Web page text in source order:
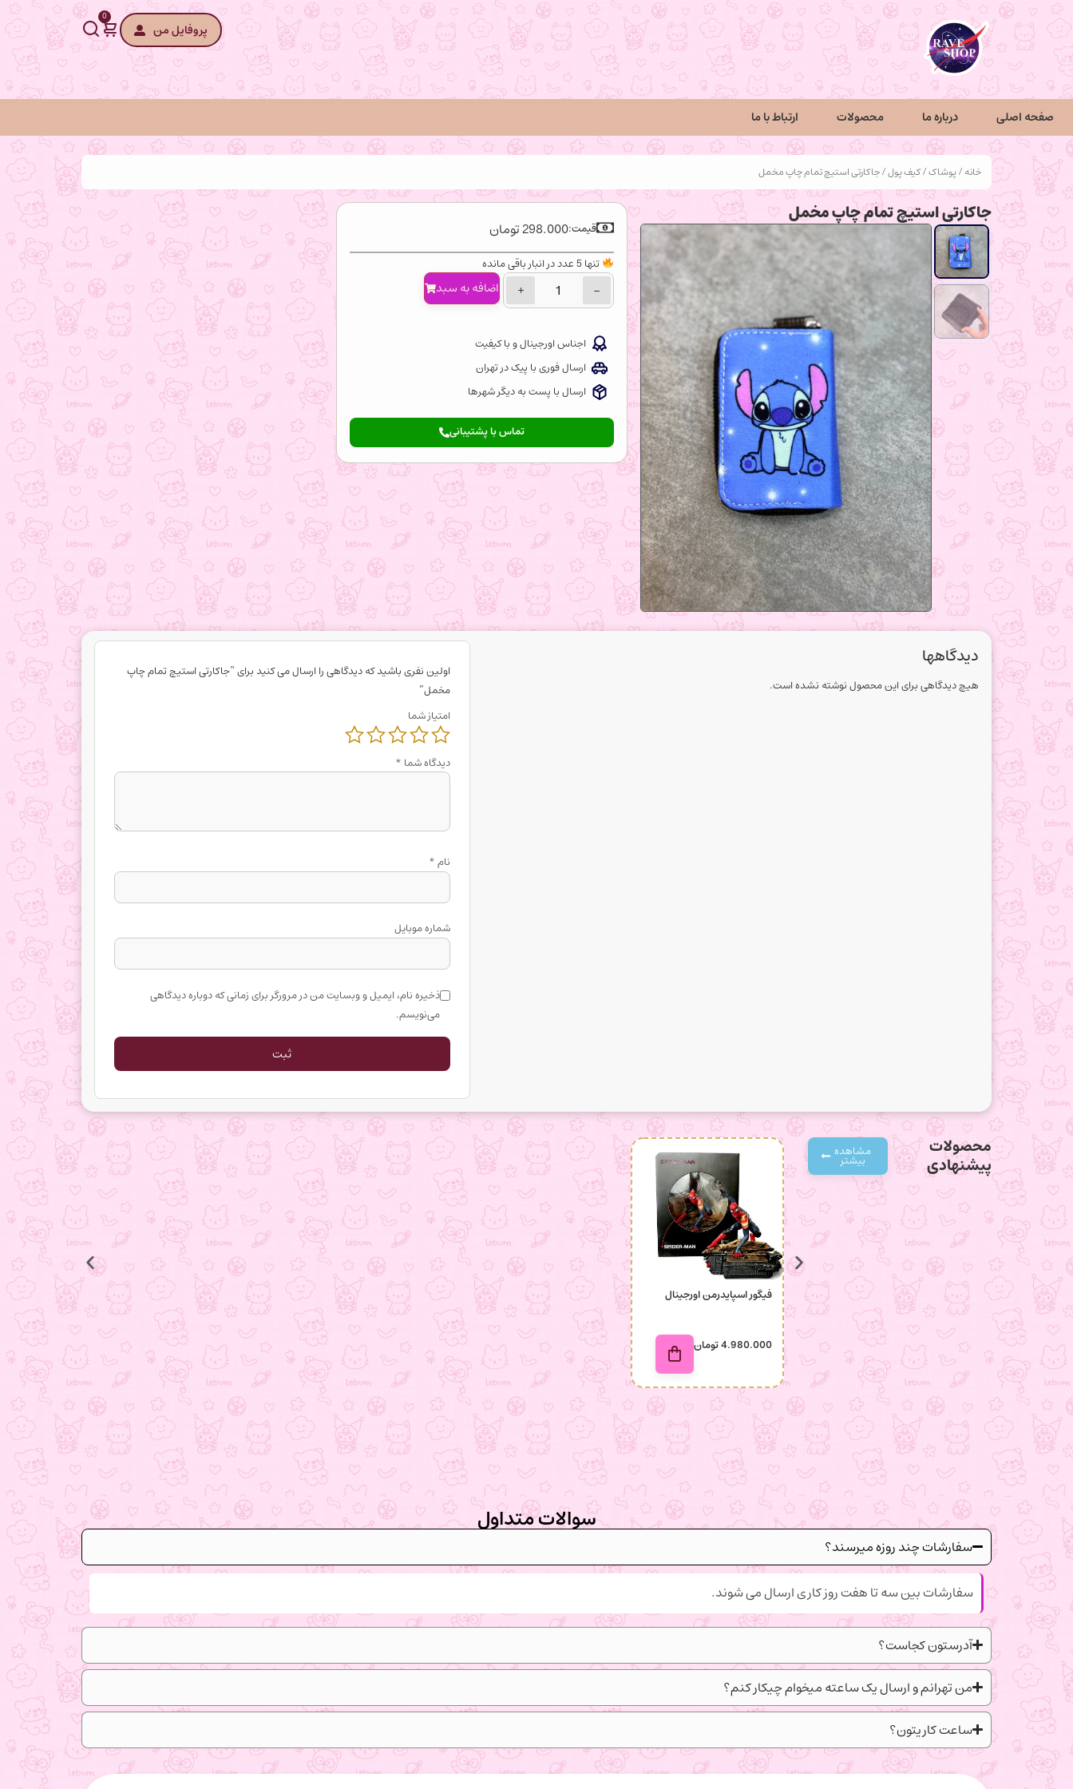
0
پروفایل من
صفحه اصلی درباره ما محصولات ارتباط با ما
خانه/پوشاک/کیف پول/ جاکارتی استیچ تمام چاپ مخمل
جاکارتی استیچ تمام چاپ مخمل
قیمت:298.000تومان
تنها 5 عدد در انبار باقی مانده
−
+ اضافه‌ به سبد
اجناس اورجینال و با کیفیت
ارسال فوری با پیک در تهران
ارسال با پست به دیگر شهرها
تماس با پشتیبانی
دیدگاهها
هیچ دیدگاهی برای این محصول نوشته نشده است.
اولین نفری باشید که دیدگاهی را ارسال می کنید برای “جاکارتی استیچ تمام چاپ
مخمل”
امتیاز شما
دیدگاه شما *
نام*
شماره موبایل
ذخیره نام، ایمیل و وبسایت من در مرورگر برای زمانی که دوباره دیدگاهی
می‌نویسم.
محصولات
پیشنهادی
مشاهده
بیشتر
فیگور اسپایدرمن اورجینال
4.980.000تومان
جاکلیدی باب اسفنجی
498.000 تومان
سوالات متداول
سفارشات چند روزه میرسند؟
سفارشات بین سه تا هفت روز کاری ارسال می شوند.
آدرستون کجاست؟
من تهرانم و ارسال یک ساعته میخوام چیکار کنم؟
ساعت کاریتون؟